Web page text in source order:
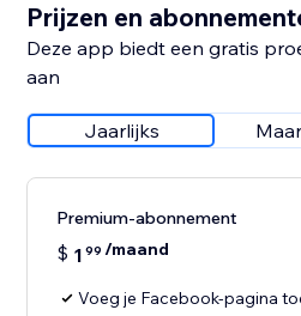
Prijzen en
Deze app biedt een gratis
aan
Jaarlijks
Premium-abonnement
$ 1 99 /maand
Voeg je Facebook-pagina